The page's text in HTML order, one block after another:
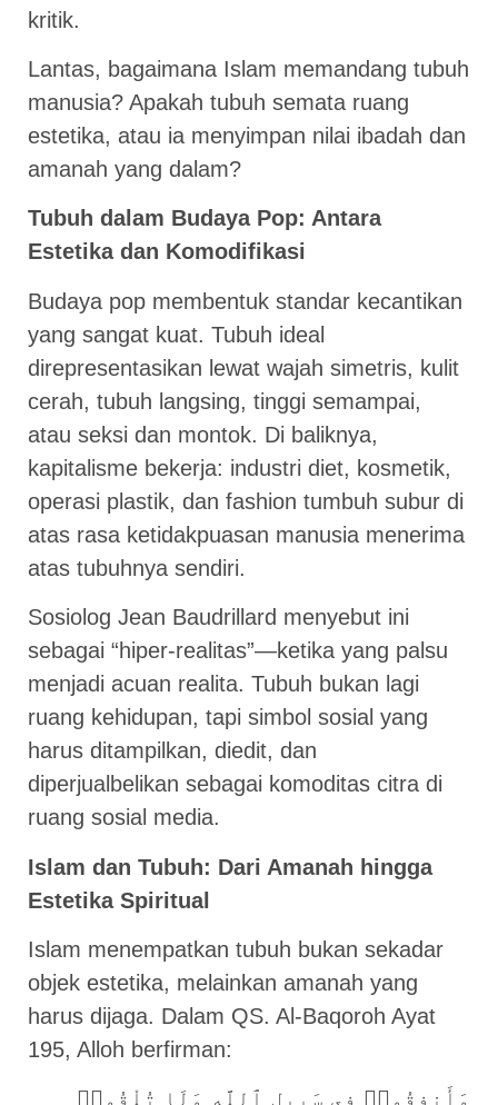
kritik.
Lantas, bagaimana Islam memandang tubuh
manusia? Apakah tubuh semata ruang
estetika, atau ia menyimpan nilai ibadah dan
amanah yang dalam?
Tubuh dalam Budaya Pop: Antara
Estetika dan Komodifikasi
Budaya pop membentuk standar kecantikan
yang sangat kuat. Tubuh ideal
direpresentasikan lewat wajah simetris, kulit
cerah, tubuh langsing, tinggi semampai,
atau seksi dan montok. Di baliknya,
kapitalisme bekerja: industri diet, kosmetik,
operasi plastik, dan fashion tumbuh subur di
atas rasa ketidakpuasan manusia menerima
atas tubuhnya sendiri.
Sosiolog Jean Baudrillard menyebut ini
sebagai “hiper-realitas”—ketika yang palsu
menjadi acuan realita. Tubuh bukan lagi
ruang kehidupan, tapi simbol sosial yang
harus ditampilkan, diedit, dan
diperjualbelikan sebagai komoditas citra di
ruang sosial media.
Islam dan Tubuh: Dari Amanah hingga
Estetika Spiritual
Islam menempatkan tubuh bukan sekadar
objek estetika, melainkan amanah yang
harus dijaga. Dalam QS. Al-Baqoroh Ayat
195, Alloh berfirman:
وَأَنفِقُوا۟ فِى سَبِيلِ ٱللَّهِ وَلَا تُلْقُوا۟